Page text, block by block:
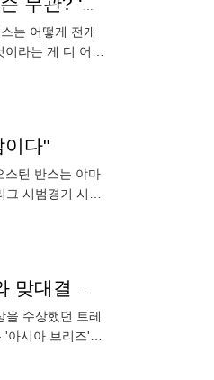
“오타니·베츠·프리먼, MVP 투표 물고 물릴 것” 그러면 오타니는 다저스 첫 시즌 무관? ‘이것’은 살아있다
는 어떻게 전개
라는 게 디 어슬
이다"
스틴 반스는 야마
시범경기 시카
성폭행 논란→일본 진출→ML 복귀 준비? '사이영상 출신' 악동 투수, 오타니와 맞대결 이뤄지나
을 수상했던 트레
시아 브리즈'에